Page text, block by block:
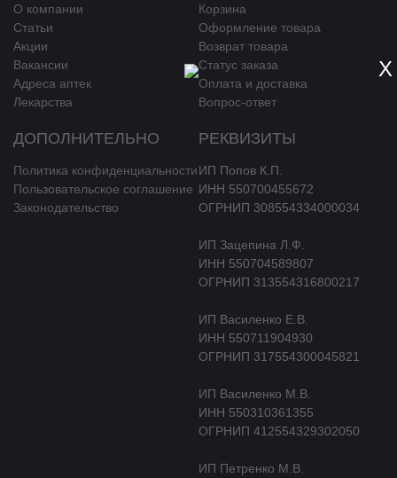
X
О компании
Статьи
Акции
Вакансии
Адреса аптек
Лекарства
Корзина
Оформление товара
Возврат товара
Статус заказа
Оплата и доставка
Вопрос-ответ
ДОПОЛНИТЕЛЬНО
Политика конфиденциальности
Пользовательское соглашение
Законодательство
РЕКВИЗИТЫ
ИП Попов К.П.
ИНН 550700455672
ОГРНИП 308554334000034
ИП Зацепина Л.Ф.
ИНН 550704589807
ОГРНИП 313554316800217
ИП Василенко Е.В.
ИНН 550711904930
ОГРНИП 317554300045821
ИП Василенко М.В.
ИНН 550310361355
ОГРНИП 412554329302050
ИП Петренко М.В.